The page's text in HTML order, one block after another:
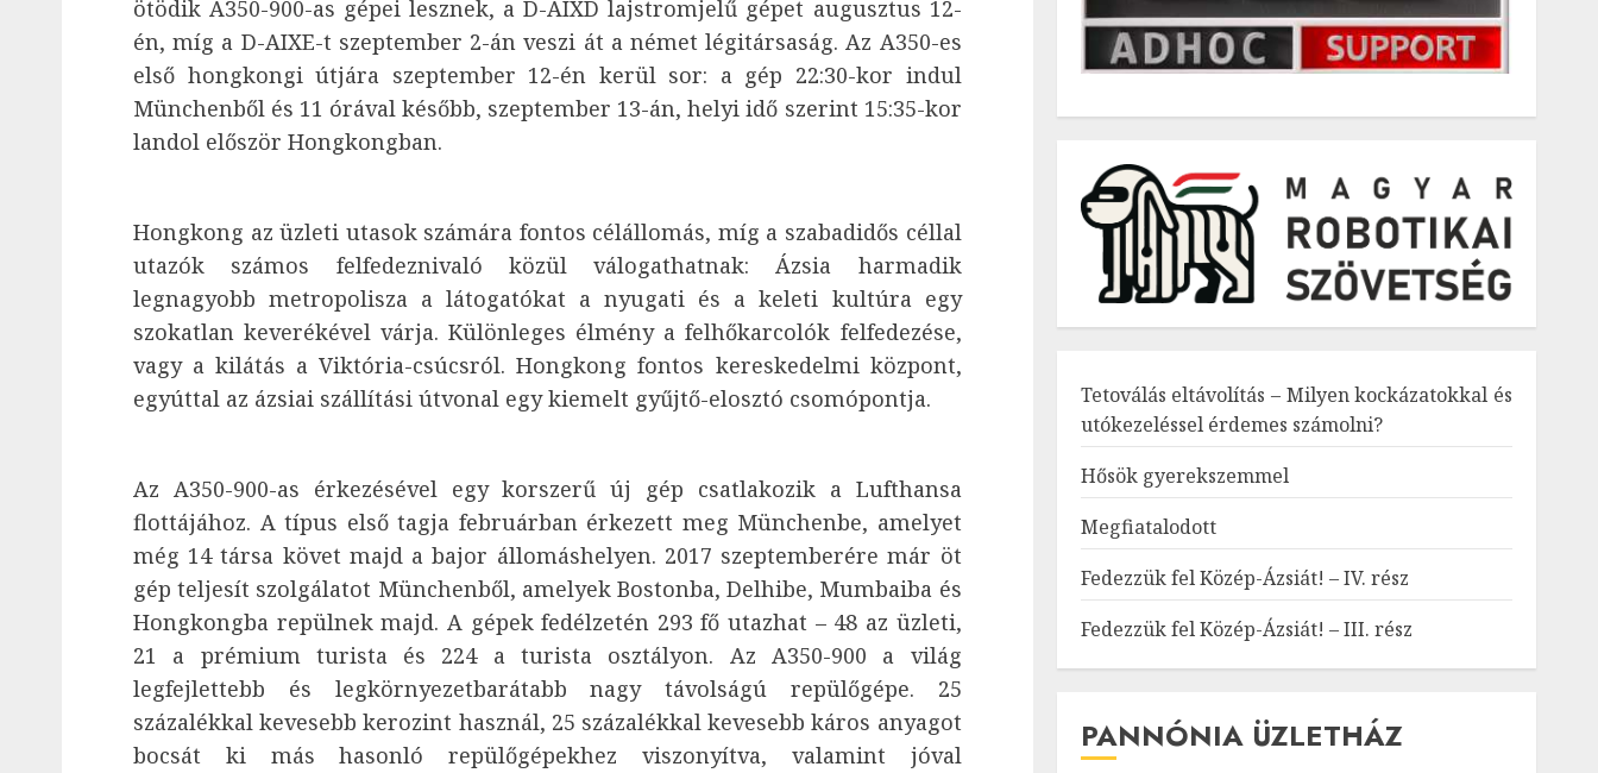
ötödik A350-900-as gépei lesznek, a D-AIXD lajstromjelű gépet augusztus 12-
én, míg a D-AIXE-t szeptember 2-án veszi át a német légitársaság. Az A350-es
első hongkongi útjára szeptember 12-én kerül sor: a gép 22:30-kor indul
Münchenből és 11 órával később, szeptember 13-án, helyi idő szerint 15:35-kor
landol először Hongkongban.
Hongkong az üzleti utasok számára fontos célállomás, míg a szabadidős céllal
utazók számos felfedeznivaló közül válogathatnak: Ázsia harmadik
legnagyobb metropolisza a látogatókat a nyugati és a keleti kultúra egy
szokatlan keverékével várja. Különleges élmény a felhőkarcolók felfedezése,
vagy a kilátás a Viktória-csúcsról. Hongkong fontos kereskedelmi központ,
egyúttal az ázsiai szállítási útvonal egy kiemelt gyűjtő-elosztó csomópontja.
Az A350-900-as érkezésével egy korszerű új gép csatlakozik a Lufthansa
flottájához. A típus első tagja februárban érkezett meg Münchenbe, amelyet
még 14 társa követ majd a bajor állomáshelyen. 2017 szeptemberére már öt
gép teljesít szolgálatot Münchenből, amelyek Bostonba, Delhibe, Mumbaiba és
Hongkongba repülnek majd. A gépek fedélzetén 293 fő utazhat – 48 az üzleti,
21 a prémium turista és 224 a turista osztályon. Az A350-900 a világ
legfejlettebb és legkörnyezetbarátabb nagy távolságú repülőgépe. 25
százalékkal kevesebb kerozint használ, 25 százalékkal kevesebb káros anyagot
bocsát ki más hasonló repülőgépekhez viszonyítva, valamint jóval
Tetoválás eltávolítás – Milyen kockázatokkal és
utókezeléssel érdemes számolni?
Hősök gyerekszemmel
Megfiatalodott
Fedezzük fel Közép-Ázsiát! – IV. rész
Fedezzük fel Közép-Ázsiát! – III. rész
PANNÓNIA ÜZLETHÁZ